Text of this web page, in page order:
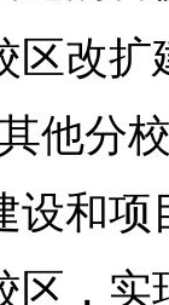
区改
他分
设和
区，实